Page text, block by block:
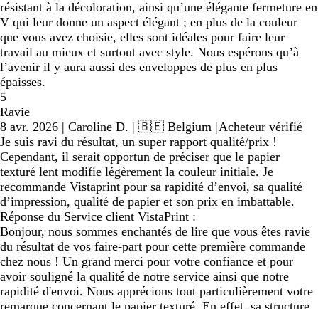
résistant à la décoloration, ainsi qu’une élégante fermeture en
V qui leur donne un aspect élégant ; en plus de la couleur
que vous avez choisie, elles sont idéales pour faire leur
travail au mieux et surtout avec style. Nous espérons qu’à
l’avenir il y aura aussi des enveloppes de plus en plus
épaisses.
5
Ravie
8 avr. 2026 | Caroline D. | 🇧🇪 Belgium |Acheteur vérifié
Je suis ravi du résultat, un super rapport qualité/prix !
Cependant, il serait opportun de préciser que le papier
texturé lent modifie légèrement la couleur initiale. Je
recommande Vistaprint pour sa rapidité d’envoi, sa qualité
d’impression, qualité de papier et son prix en imbattable.
Réponse du Service client VistaPrint :
Bonjour, nous sommes enchantés de lire que vous êtes ravie
du résultat de vos faire-part pour cette première commande
chez nous ! Un grand merci pour votre confiance et pour
avoir souligné la qualité de notre service ainsi que notre
rapidité d'envoi. Nous apprécions tout particulièrement votre